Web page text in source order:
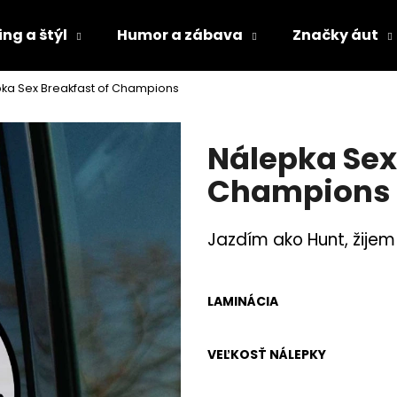
a štýl Humor a zábava Značky áut
Sex Breakfast of Champions
Nálepka
Champions
Jazdím ako Hunt,
LAMINÁCIA
VEĽKOSŤ NÁLEPKY
Čo potrebujete nájsť?
HĽADAŤ
Odporúčame